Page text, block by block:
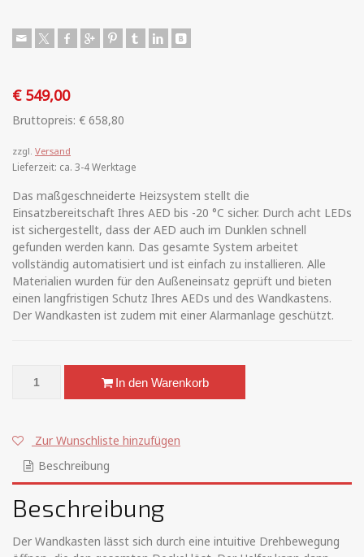
€549,00
Bruttopreis: € 658,80
zzgl. Versand
Lieferzeit: ca. 3-4 Werktage
Das maßgeschneiderte Heizsystem stellt die
Einsatzbereitschaft Ihres AED bis -20 °C sicher. Durch acht LEDs
ist sichergestellt, dass der AED auch im Dunklen schnell
gefunden werden kann. Das gesamte System arbeitet
vollständig automatisiert und ist einfach zu installieren. Alle
Materialien wurden für den Außeneinsatz geprüft und bieten
einen langfristigen Schutz Ihres AEDs und des Wandkastens.
Der Wandkasten ist zudem mit einer Alarmanlage geschützt.
Rotaid Solid Heat LED MengeIn den Warenkorb
Zur Wunschliste hinzufügen
Beschreibung
Beschreibung
Der Wandkasten lässt sich durch eine intuitive Drehbewegung